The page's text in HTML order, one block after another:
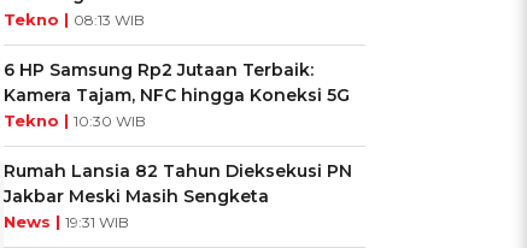
Tekno | 08:13 WIB
6 HP Samsung Rp2 Jutaan Terbaik:
Kamera Tajam, NFC hingga Koneksi 5G
Tekno | 10:30 WIB
Rumah Lansia 82 Tahun Dieksekusi PN
Jakbar Meski Masih Sengketa
News | 19:31 WIB